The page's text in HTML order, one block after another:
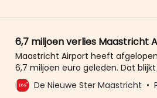
6,7 miljoen verlies Maastricht
Maastricht Airport heeft
6,7 miljoen euro geleden. Dat
De verwachting is dat 2024 niet
omdat het aantal passagiers- en
De Nieuwe Ster Maastricht